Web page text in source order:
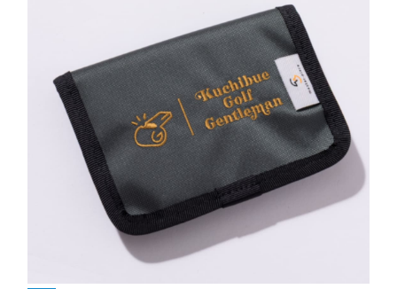
お知らせを受け取る
いつでもメール内のリンクから配信停止できます